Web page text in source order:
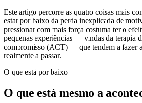
Este artigo percorre as quatro coisas mais
estar por baixo da perda inexplicada de
pressionar com mais força costuma ter o
pequenas experiências — vindas da terapia
compromisso (ACT) — que tendem a fazer
realmente a passar.
O que está por baixo
O que está mesmo a